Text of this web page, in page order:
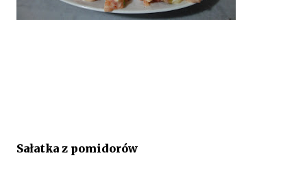
Sałatka z pomidorów